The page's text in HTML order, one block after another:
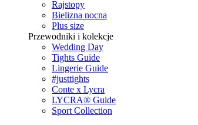
Rajstopy
Bielizna nocna
Plus size
Przewodniki i kolekcje
Wedding Day
Tights Guide
Lingerie Guide
#justtights
Conte x Lycra
LYCRA® Guide
Sport Сollection